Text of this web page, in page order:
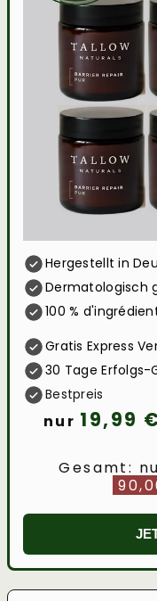
Hergestellt in
Dermatologisch
100 %
Gratis Express
30 Tage Erfolgs-
Bestpreis
nur 19,99
Gesamt: